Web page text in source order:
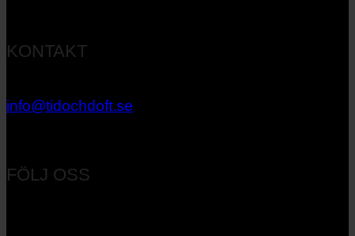
KONTAKT
info@tidochdoft.se
FÖLJ OSS